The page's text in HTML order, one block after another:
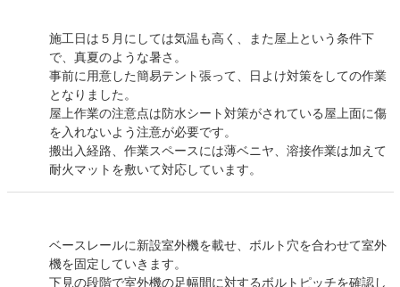
施工日は５月にしては気温も高く、また屋上という条件下
で、真夏のような暑さ。
事前に用意した簡易テント張って、日よけ対策をしての作業
となりました。
屋上作業の注意点は防水シート対策がされている屋上面に傷
を入れないよう注意が必要です。
搬出入経路、作業スペースには薄ベニヤ、溶接作業は加えて
耐火マットを敷いて対応しています。
ベースレールに新設室外機を載せ、ボルト穴を合わせて室外
機を固定していきます。
下見の段階で室外機の足幅間に対するボルトピッチを確認し